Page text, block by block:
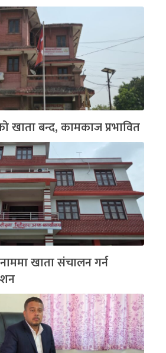
खाता बन्द, कामकाज प्रभावित
नाममा खाता संचालन गर्न